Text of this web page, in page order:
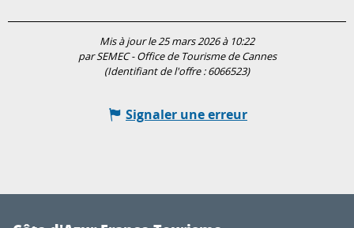
Mis à jour le 25 mars 2026 à 10:22
par SEMEC - Office de Tourisme de Cannes
(Identifiant de l'offre :6066523)
Signaler une erreur